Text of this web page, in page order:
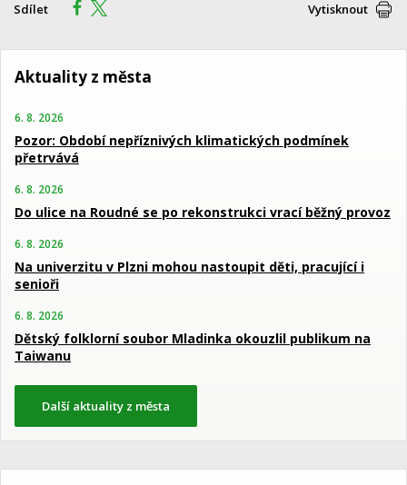
Sdílet Vytisknout
Aktuality z města
6. 8. 2026
Pozor: Období nepříznivých klimatických podmínek
přetrvává
6. 8. 2026
Do ulice na Roudné se po rekonstrukci vrací běžný provoz
6. 8. 2026
Na univerzitu v Plzni mohou nastoupit děti, pracující i
senioři
6. 8. 2026
Dětský folklorní soubor Mladinka okouzlil publikum na
Taiwanu
Další aktuality z města